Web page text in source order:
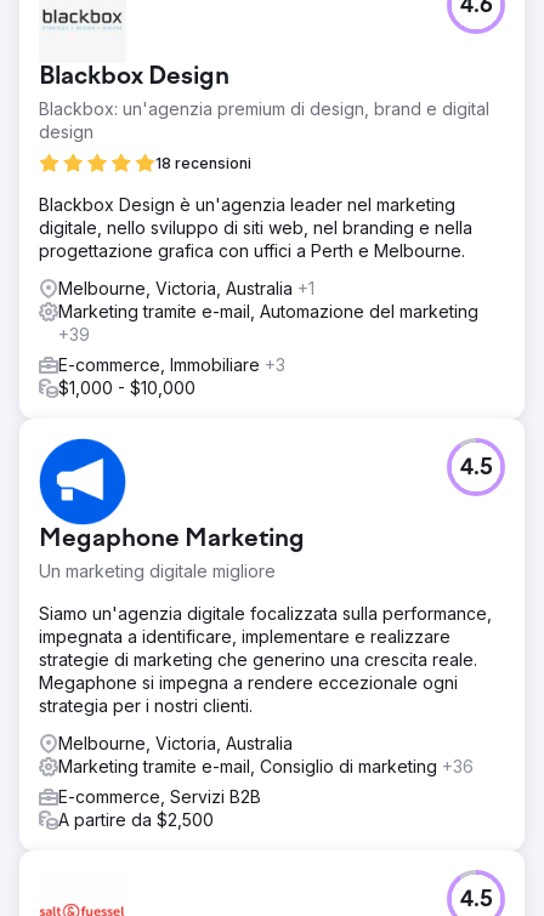
Blackbox Design
Blackbox: un'agenzia premium di design, brand e digital
design
18 recensioni
4.6
Blackbox Design è un'agenzia leader nel marketing
digitale, nello sviluppo di siti web, nel branding e nella
progettazione grafica con uffici a Perth e Melbourne.
Melbourne, Victoria, Australia +1
Marketing tramite e-mail, Automazione del marketing
+39
E-commerce, Immobiliare +3
$1,000 - $10,000
Megaphone Marketing
Un marketing digitale migliore
4.5
Siamo un'agenzia digitale focalizzata sulla performance,
impegnata a identificare, implementare e realizzare
strategie di marketing che generino una crescita reale.
Megaphone si impegna a rendere eccezionale ogni
strategia per i nostri clienti.
Melbourne, Victoria, Australia
Marketing tramite e-mail, Consiglio di marketing +36
E-commerce, Servizi B2B
A partire da $2,500
4.5